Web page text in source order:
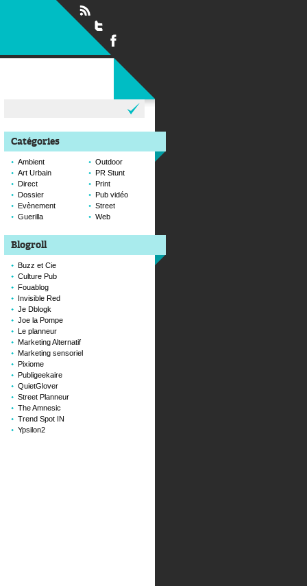
Catégories
Ambient
Art Urbain
Direct
Dossier
Evènement
Guerilla
Outdoor
PR Stunt
Print
Pub vidéo
Street
Web
Blogroll
Buzz et Cie
Culture Pub
Fouablog
Invisible Red
Je Dblogk
Joe la Pompe
Le planneur
Marketing Alternatif
Marketing sensoriel
Pixiome
Publigeekaire
QuietGlover
Street Planneur
The Amnesic
Trend Spot IN
Ypsilon2